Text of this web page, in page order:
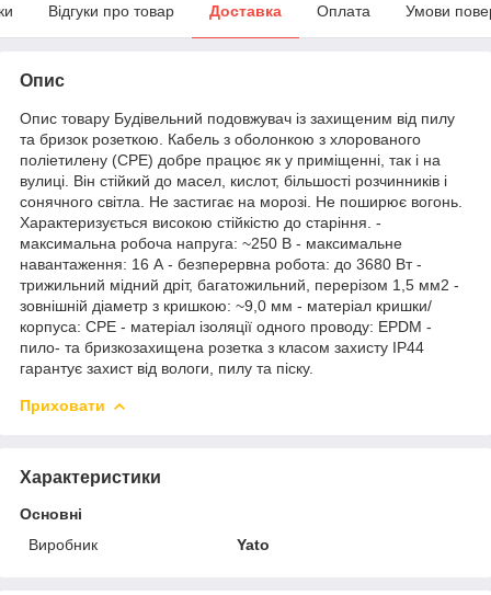
Відгуки про товар Доставка Оплата Умови
Опис
Опис товару Будівельний подовжувач із захищеним від пилу
та бризок розеткою. Кабель з оболонкою з хлорованого
поліетилену (CPE) добре працює як у приміщенні, так і на
вулиці. Він стійкий до масел, кислот, більшості розчинників і
сонячного світла. Не застигає на морозі. Не поширює вогонь.
Характеризується високою стійкістю до старіння. -
максимальна робоча напруга: ~250 В - максимальне
навантаження: 16 А - безперервна робота: до 3680 Вт -
трижильний мідний дріт, багатожильний, перерізом 1,5 мм2 -
зовнішній діаметр з кришкою: ~9,0 мм - матеріал кришки/
корпуса: CPE - матеріал ізоляції одного проводу: EPDM -
пило- та бризкозахищена розетка з класом захисту IP44
гарантує захист від вологи, пилу та піску.
Приховати
Характеристики
Основні
Виробник
Yato